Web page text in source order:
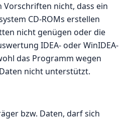
Vorschriften nicht, dass ein
CD-ROMs erstellen
nicht genügen oder die
IDEA- oder WinIDEA-
das Programm wegen
nicht unterstützt.
bzw. Daten, darf sich